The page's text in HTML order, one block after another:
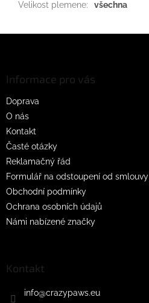
Velikost plemene: všechna
Informace pro vás
Doprava
O nás
Kontakt
Časté otázky
Reklamačný řád
Formulář na odstoupení od smlouvy
Obchodní podmínky
Ochrana osobních údajů
Námi nabízené značky
Kontakt
info@crazypaws.eu